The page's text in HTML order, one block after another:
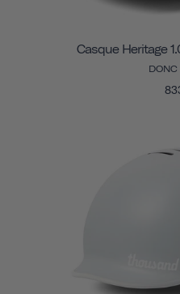
Casque Heritage
DONC